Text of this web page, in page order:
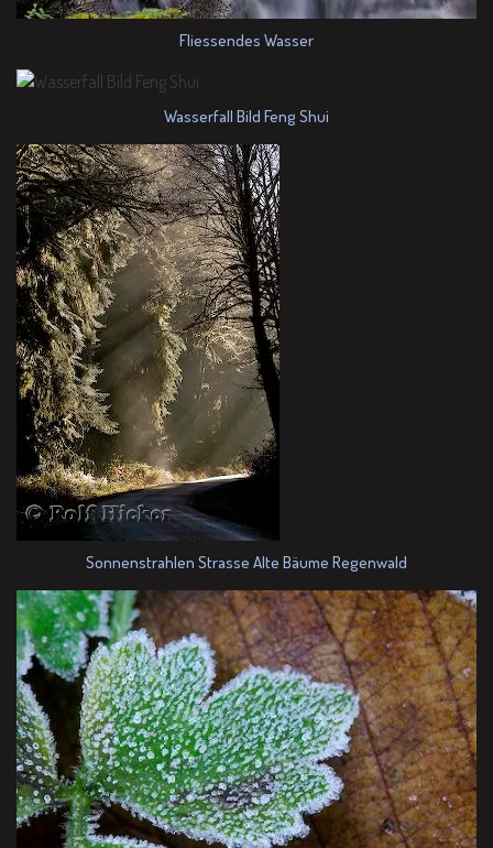
Fliessendes Wasser
Wasserfall Bild Feng Shui
Sonnenstrahlen Strasse Alte Bäume Regenwald